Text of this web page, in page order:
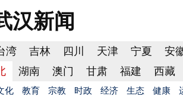
汉新闻
湾 吉林 四川 天津 宁夏 安
湖南 澳门 甘肃 福建 西藏
化 教育 宗教 时政 经济 生态 健康